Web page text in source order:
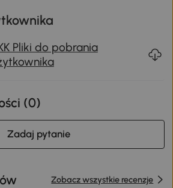
Pliki do pobrania
(0)
Zadaj pytanie
Zobacz wszystkie recenzje